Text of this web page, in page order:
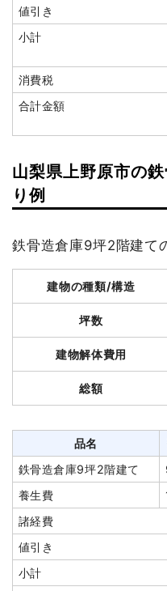
小計
消費税
合計金額
品名
木造住宅27坪2階建て
切り離し
1
小計
消費税
合計金額
値引き
小計
消費税
合計金額
山梨県上野原市の
り例
鉄骨造倉庫9坪2階建て
建物の種類/構造
坪数
建物解体費用
総額
品名
鉄骨造倉庫9坪2階建て
養生費
諸経費
値引き
小計